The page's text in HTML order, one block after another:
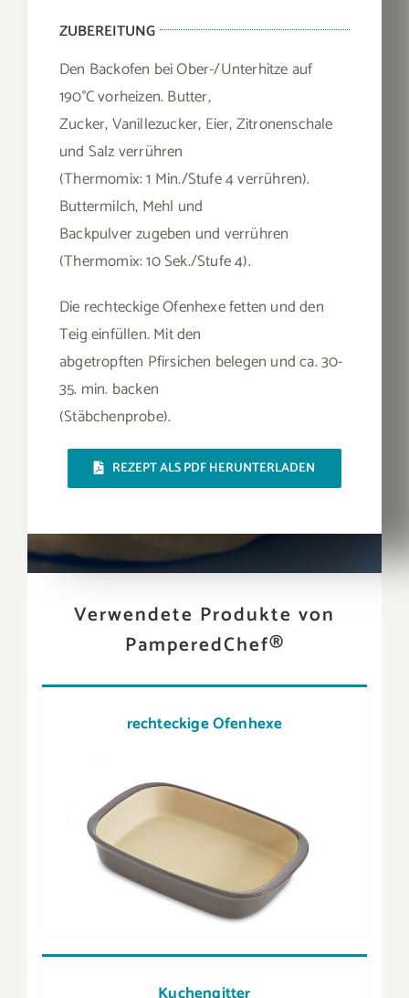
ZUBEREITUNG
Den Backofen bei Ober-/Unterhitze auf
190°C vorheizen. Butter,
Zucker, Vanillezucker, Eier, Zitronenschale
und Salz verrühren
(Thermomix: 1 Min./Stufe 4 verrühren).
Buttermilch, Mehl und
Backpulver zugeben und verrühren
(Thermomix: 10 Sek./Stufe 4).
Die rechteckige Ofenhexe fetten und den
Teig einfüllen. Mit den
abgetropften Pfirsichen belegen und ca. 30-
35. min. backen
(Stäbchenprobe).
REZEPT ALS PDF HERUNTERLADEN
Verwendete Produkte von
PamperedChef®
rechteckige Ofenhexe